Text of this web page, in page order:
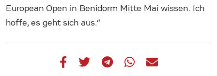
European Open in Benidorm Mitte Mai wissen. Ich
hoffe, es geht sich aus.“